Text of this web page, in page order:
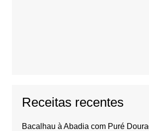
Receitas recentes
Bacalhau à Abadia com Puré